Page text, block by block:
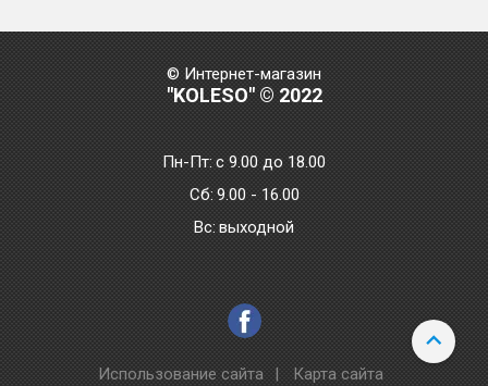
© Интернет-магазин
"KOLESO" © 2022
Пн-Пт:с 9.00 до 18.00
Сб: 9.00 - 16.00
Bc: выходной
Использование сайта | Карта сайта